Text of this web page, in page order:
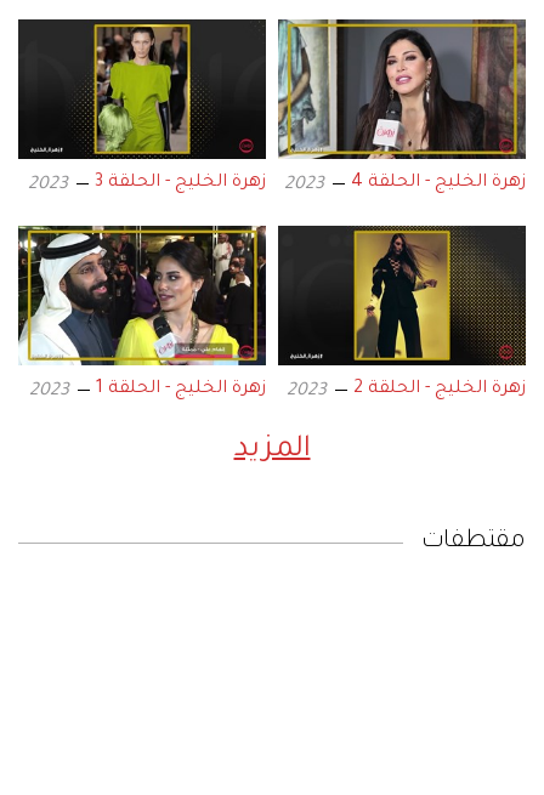
زهرة الخليج - الحلقة 4 2023 زهرة الخليج - الحلقة 3 2023
زهرة الخليج - الحلقة 2 2023 زهرة الخليج - الحلقة 1 2023
المزيد
مقتطفات